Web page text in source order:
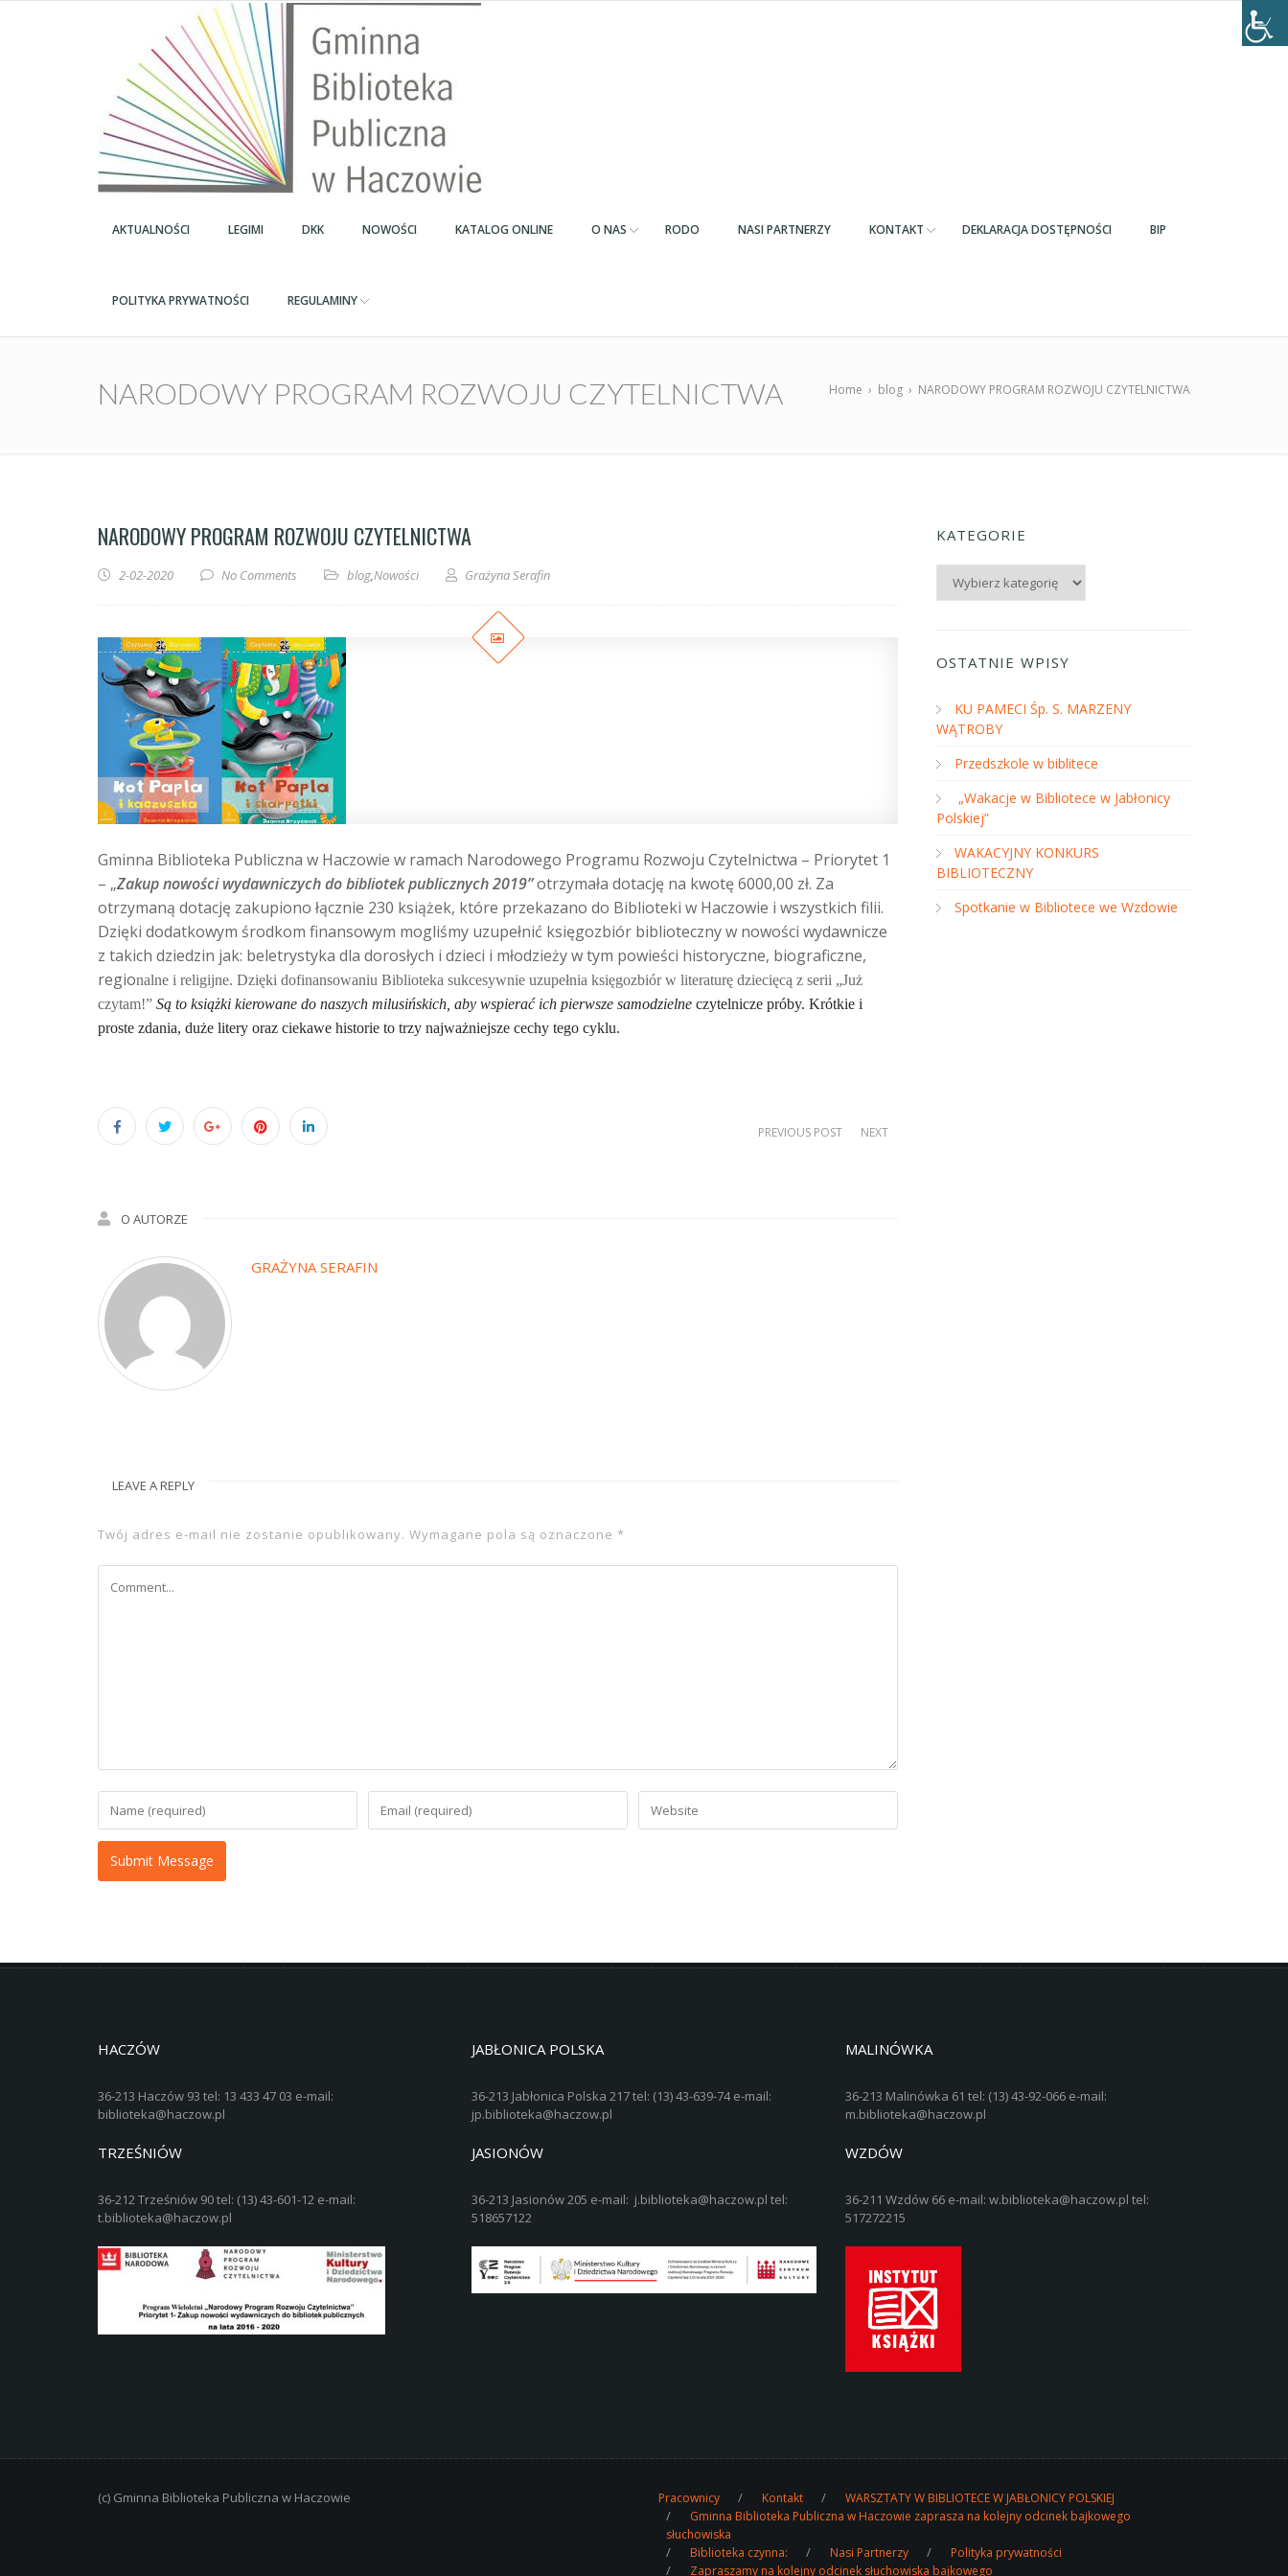
AKTUALNOŚCI LEGIMI DKK NOWOŚCI KATALOG ONLINE O NAS RODO NASI PARTNERZY KONTAKT DEKLARACJA DOSTĘPNOŚCI BIP
POLITYKA PRYWATNOŚCI REGULAMINY
NARODOWY PROGRAM ROZWOJU CZYTELNICTWA Home › blog › NARODOWY PROGRAM ROZWOJU CZYTELNICTWA
NARODOWY PROGRAM ROZWOJU CZYTELNICTWA
2-02-2020 No Comments blog,Nowości Grażyna Serafin
Gminna Biblioteka Publiczna w Haczowie w ramach Narodowego Programu Rozwoju Czytelnictwa – Priorytet 1
– „Zakup nowości wydawniczych do bibliotek publicznych 2019”otrzymała dotację na kwotę 6000,00 zł. Za
otrzymaną dotację zakupiono łącznie 230 książek, które przekazano do Biblioteki w Haczowie i wszystkich filii.
Dzięki dodatkowym środkom finansowym mogliśmy uzupełnić księgozbiór biblioteczny w nowości wydawnicze
z takich dziedzin jak: beletrystyka dla dorosłych i dzieci i młodzieży w tym powieści historyczne, biograficzne,
regionalne i religijne. Dzięki dofinansowaniu Biblioteka sukcesywnie uzupełnia księgozbiór w literaturę dziecięcą z serii „Już
czytam!” Są to książki kierowane do naszych milusińskich, aby wspierać ich pierwsze samodzielne czytelnicze próby. Krótkie i
proste zdania, duże litery oraz ciekawe historie to trzy najważniejsze cechy tego cyklu.
PREVIOUS POST NEXT
O AUTORZE
GRAŻYNA SERAFIN
LEAVE A REPLY
Twój adres e-mail nie zostanie opublikowany. Wymagane pola są oznaczone *
KATEGORIE
Kategorie
OSTATNIE WPISY
KU PAMECI Śp. S. MARZENY
WĄTROBY
Przedszkole w biblitece
„Wakacje w Bibliotece w Jabłonicy
Polskiej”
WAKACYJNY KONKURS
BIBLIOTECZNY
Spotkanie w Bibliotece we Wzdowie
HACZÓW
36-213 Haczów 93 tel: 13 433 47 03 e-mail:
biblioteka@haczow.pl
JABŁONICA POLSKA
36-213 Jabłonica Polska 217 tel: (13) 43-639-74 e-mail:
jp.biblioteka@haczow.pl
MALINÓWKA
36-213 Malinówka 61 tel: (13) 43-92-066 e-mail:
m.biblioteka@haczow.pl
TRZEŚNIÓW
36-212 Trześniów 90 tel: (13) 43-601-12 e-mail:
t.biblioteka@haczow.pl
JASIONÓW
36-213 Jasionów 205 e-mail: j.biblioteka@haczow.pl tel:
518657122
WZDÓW
36-211 Wzdów 66 e-mail: w.biblioteka@haczow.pl tel:
517272215
(c) Gminna Biblioteka Publiczna w Haczowie Pracownicy Kontakt
WARSZTATY W BIBLIOTECE W JABŁONICY POLSKIEJ
Gminna Biblioteka Publiczna w Haczowie zaprasza na kolejny odcinek bajkowego
słuchowiska
Biblioteka czynna:
Nasi Partnerzy
Polityka prywatności
Zapraszamy na kolejny odcinek słuchowiska bajkowego